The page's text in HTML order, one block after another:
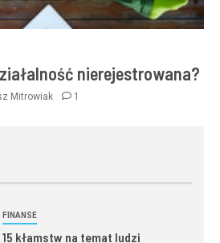
nierejestrowana?
Mitrowiak 1
FINANSE
15 kłamstw na temat ludzi